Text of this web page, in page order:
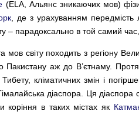
(ELA, Альянс зникаючих мов)
, де з урахуванням
– парадоксально в той самий
мов світу походить з регіону
Пакистану аж до В’єтнаму.
кліматичних змін і
діаспора. Ця діаспора
в таких містах як